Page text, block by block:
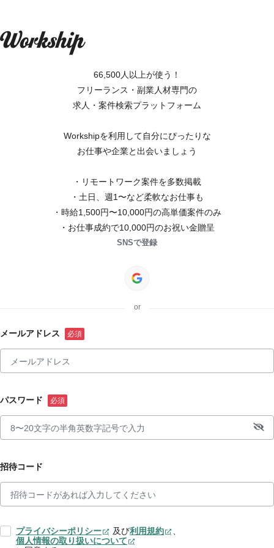
66,500人以上が使う！
フリーランス・副業人材専門の
求人・案件検索プラットフォーム
Workshipを利用して自分にぴったりな
お仕事や企業と出会いましょう
・リモートワーク案件を多数掲載
・土日、週1〜など柔軟なお仕事も
・時給1,500円〜10,000円の高単価案件のみ
・お仕事成約で10,000円のお祝い金贈呈
SNSで登録
or
メールアドレス
パスワード
招待コード
プライバシーポリシー 及び利用規約
、
個人情報の取り扱いについて